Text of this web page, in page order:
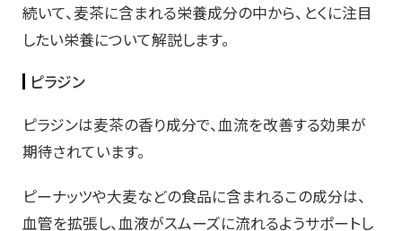
続いて、麦茶に含まれる栄養成分の中から、とくに注目
したい栄養について解説します。
ピラジン
ピラジンは麦茶の香り成分で、血流を改善する効果が
期待されています。
ピーナッツや大麦などの食品に含まれるこの成分は、
血管を拡張し、血液がスムーズに流れるようサポートし